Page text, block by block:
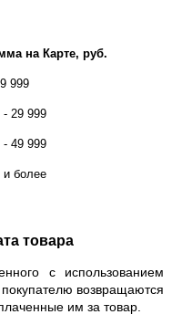
на Карте, руб.
999
- 29 999
- 49 999
и более
товара
с использованием
возвращаются
им за товар.